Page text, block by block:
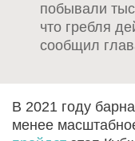
побывали
что гребля
сообщил
В 2021 году
менее